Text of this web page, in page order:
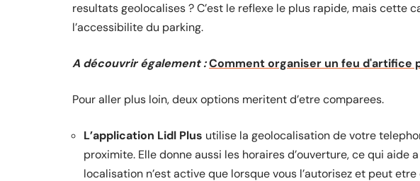
resultats geolocalises ? C’est le reflexe le plus rapide, mais cette
l’accessibilite du parking.
A découvrir également :Comment organiser un feu d'artifice
Pour aller plus loin, deux options meritent d’etre comparees.
L’application Lidl Plus utilise la geolocalisation de votre
proximite. Elle donne aussi les horaires d’ouverture, ce qui aide
localisation n’est active que lorsque vous l’autorisez et peut